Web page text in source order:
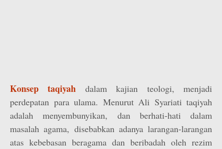
Konsep taqiyah dalam kajian teologi, menjadi
perdepatan para ulama. Menurut Ali Syariati taqiyah
adalah menyembunyikan, dan berhati-hati dalam
masalah agama, disebabkan adanya larangan-larangan
atas kebebasan beragama dan beribadah oleh rezim